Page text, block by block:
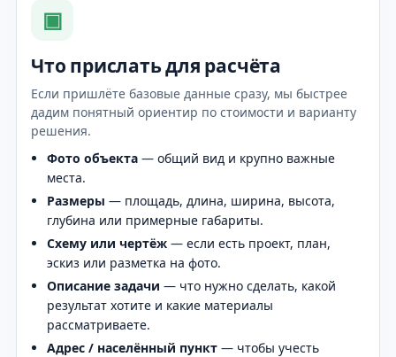
▣
Что прислать для расчёта
Если пришлёте базовые данные сразу, мы быстрее
дадим понятный ориентир по стоимости и варианту
решения.
Фото объекта — общий вид и крупно важные
места.
Размеры — площадь, длина, ширина, высота,
глубина или примерные габариты.
Схему или чертёж — если есть проект, план,
эскиз или разметка на фото.
Описание задачи — что нужно сделать, какой
результат хотите и какие материалы
рассматриваете.
Адрес / населённый пункт — чтобы учесть